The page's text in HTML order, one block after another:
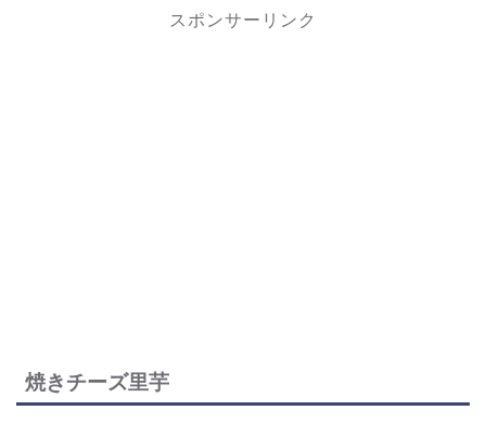
スポンサーリンク
焼きチーズ里芋